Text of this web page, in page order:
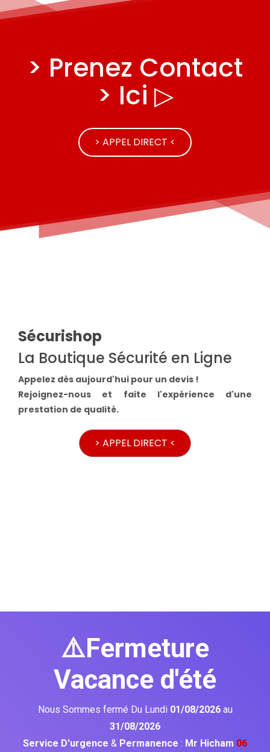
> Prenez Contact
> Ici ▷
> APPEL DIRECT <
Sécurishop
La Boutique Sécurité en Ligne
Appelez dès aujourd'hui pour un devis !
Rejoignez-nous et faite l'expérience d'une
prestation de qualité.
> APPEL DIRECT <
⚠️Fermeture
Vacance d'été
Nous Sommes fermé Du Lundi 01/08/2026 au
31/08/2026
Service D'urgence & Permanence : Mr Hicham 06